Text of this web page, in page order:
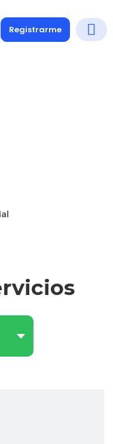
Registrarme